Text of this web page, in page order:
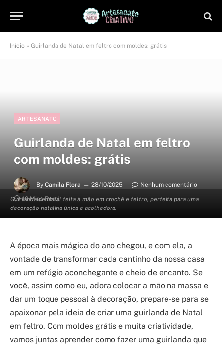
Início » Guirlanda de Natal em feltro com moldes: grátis
Guirlanda de Natal feita à mão em crochê e feltro, perfeita para uma
decoração natalina única e acolhedora.
ARTESANATO
Guirlanda de Natal em feltro
com moldes: grátis
By Camila Flora 28/10/2025
Nenhum comentário
10 Mins Read
A época mais mágica do ano chegou, e com ela, a
vontade de transformar cada cantinho da nossa casa
em um refúgio aconchegante e cheio de encanto. Se
você, assim como eu, adora colocar a mão na massa e
dar um toque pessoal à decoração, prepare-se para se
apaixonar pela ideia de criar uma guirlanda de Natal
em feltro. Com moldes grátis e muita criatividade,
vamos juntas aprender como fazer uma guirlanda que